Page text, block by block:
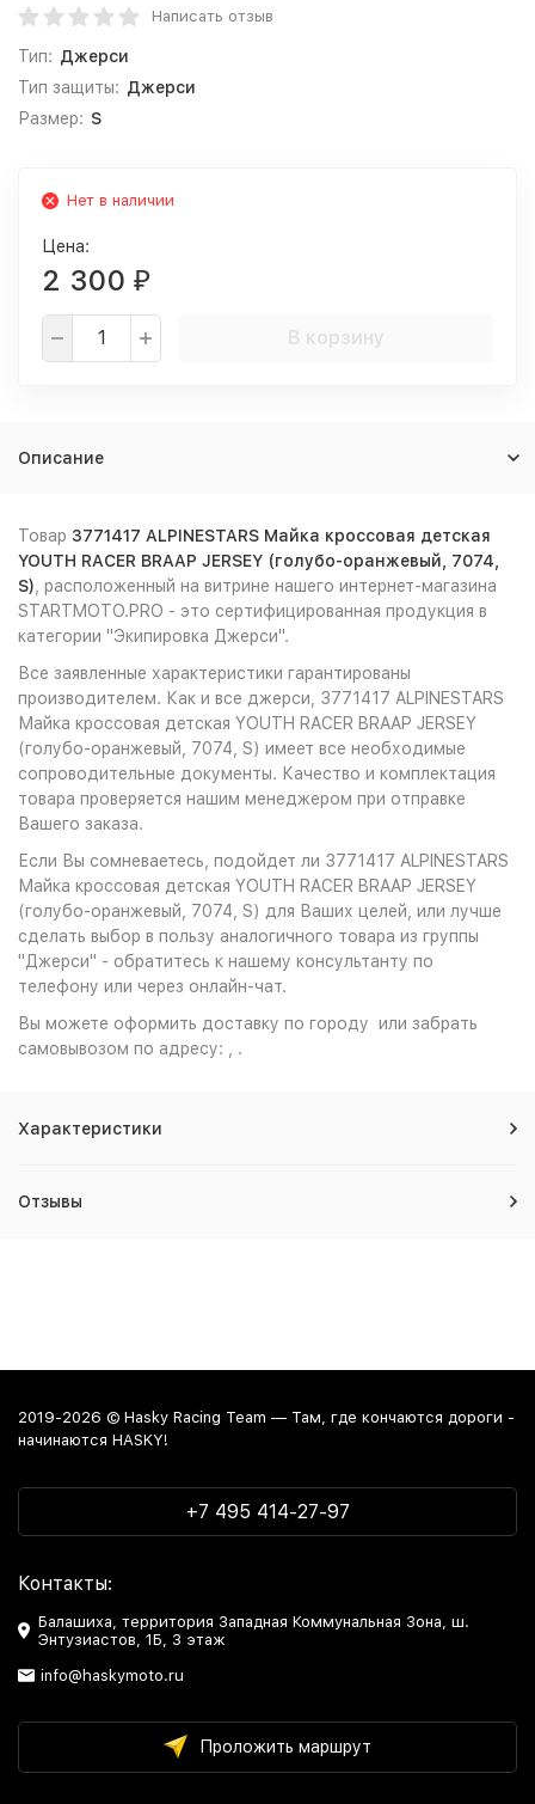
Написать отзыв
Тип: Джерси
Тип защиты: Джерси
Размер: S
Нет в наличии
Цена:
2 300 ₽
В корзину
Описание
Товар 3771417 ALPINESTARS Майка кроссовая детская
YOUTH RACER BRAAP JERSEY (голубо-оранжевый, 7074,
S) , расположенный на витрине нашего интернет-магазина
STARTMOTO.PRO - это сертифицированная продукция в
категории "Экипировка Джерси".
Все заявленные характеристики гарантированы
производителем. Как и все джерси, 3771417 ALPINESTARS
Майка кроссовая детская YOUTH RACER BRAAP JERSEY
(голубо-оранжевый, 7074, S) имеет все необходимые
сопроводительные документы. Качество и комплектация
товара проверяется нашим менеджером при отправке
Вашего заказа.
Если Вы сомневаетесь, подойдет ли 3771417 ALPINESTARS
Майка кроссовая детская YOUTH RACER BRAAP JERSEY
(голубо-оранжевый, 7074, S) для Ваших целей, или лучше
сделать выбор в пользу аналогичного товара из группы
"Джерси" - обратитесь к нашему консультанту по
телефону или через онлайн-чат.
Вы можете оформить доставку по городу или забрать
самовывозом по адресу: , .
Характеристики
Отзывы
2019-2026 © Hasky Racing Team — Там, где кончаются дороги -
начинаются HASKY!
+7 495 414-27-97
Контакты:
Балашиха, территория Западная Коммунальная Зона, ш.
Энтузиастов, 1Б, 3 этаж
info@haskymoto.ru
Проложить маршрут